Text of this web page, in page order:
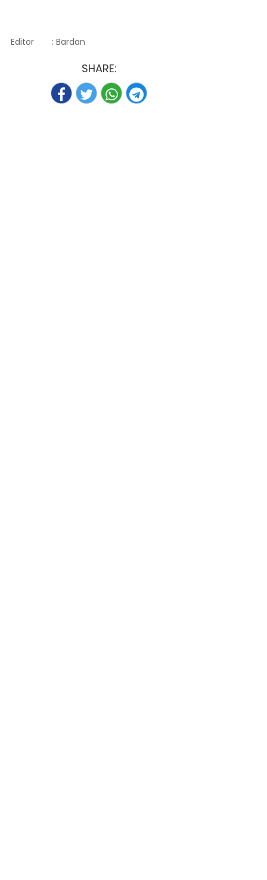
Editor : Bardan
SHARE: